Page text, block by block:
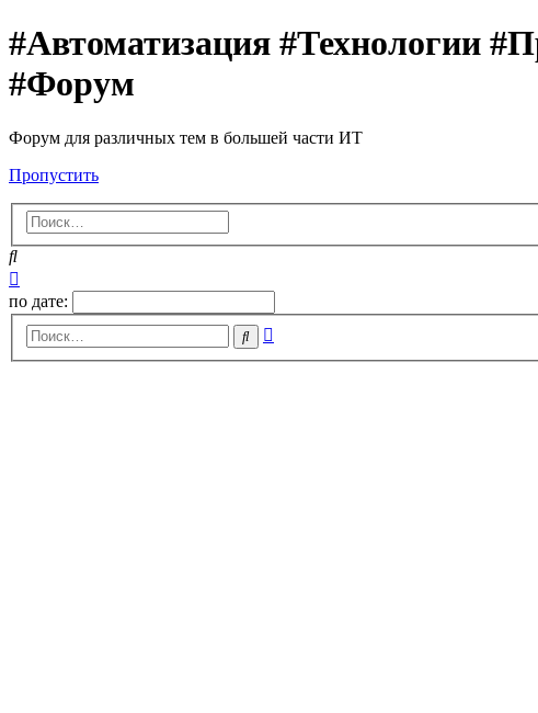
#Автоматизация #Технологии
#Форум
Форум для различных тем в большей части ИТ
Пропустить
Поиск
поиск
по дате:
Поиск